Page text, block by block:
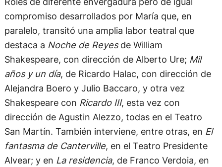
compromiso desarrollados por María que, en
paralelo, transitó una amplia labor teatral que
destaca a Noche de Reyesde William
Shakespeare, con dirección de Alberto Ure; Mil
años y un día, de Ricardo Halac, con dirección de
Alejandra Boero y Julio Baccaro, y otra vez
Shakespeare con Ricardo III, esta vez con
dirección de Agustin Alezzo, todas en el Teatro
San Martín. También interviene, entre otras, en El
fantasma de Canterville, en el Teatro Presidente
Alvear; y en La residencia, de Franco Verdoia, en